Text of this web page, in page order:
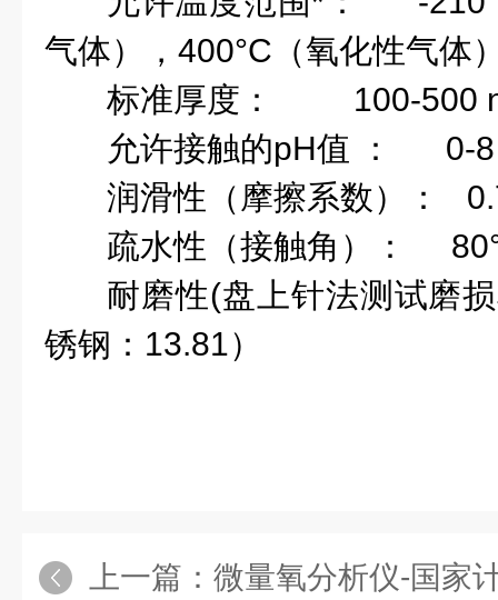
气体），400°C（氧化性气体
标准厚度：
100-500
允许接触的pH值 ： 0-8
润滑性（摩擦系数）：
疏水性（接触角）：
耐磨性(盘上针法测试磨
锈钢：13.81）
上一篇： 微量氧分析仪-国家